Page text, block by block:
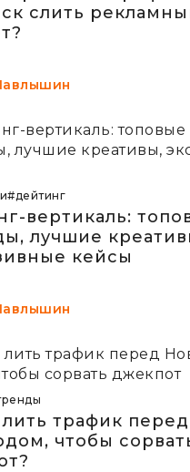
анонимности
личности
слить
#дейтинг
вертикаль:
лучшие
кейсы
лить трафик
чтобы